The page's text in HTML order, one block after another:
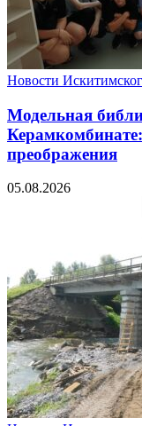
Новости
Модельная
преображения
05.08.2026